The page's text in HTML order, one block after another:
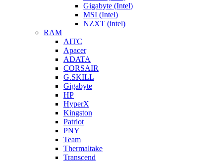
Gigabyte (Intel)
MSI (Intel)
NZXT (intel)
RAM
AITC
Apacer
ADATA
CORSAIR
G.SKILL
Gigabyte
HP
HyperX
Kingston
Patriot
PNY
Team
Thermaltake
Transcend